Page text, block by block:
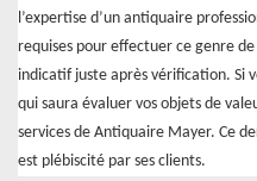
l’expertise d’un antiquaire
requises pour effectuer ce genre
indicatif juste après vérification. Si
qui saura évaluer vos objets de
services de Antiquaire Mayer. Ce
est plébiscité par ses clients.